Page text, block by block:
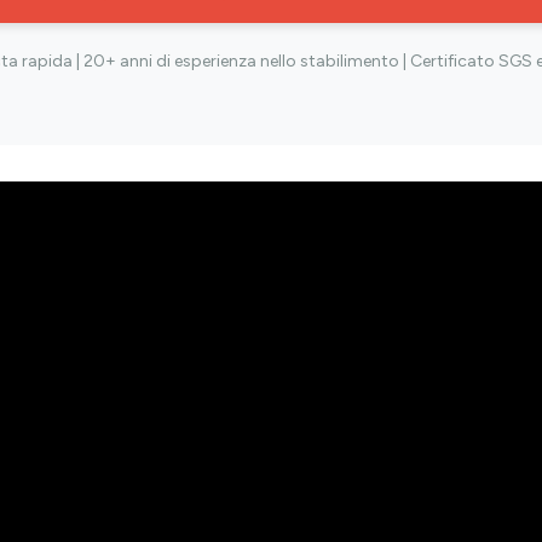
rapida | 20+ anni di esperienza nello stabilimento | Certificato SGS